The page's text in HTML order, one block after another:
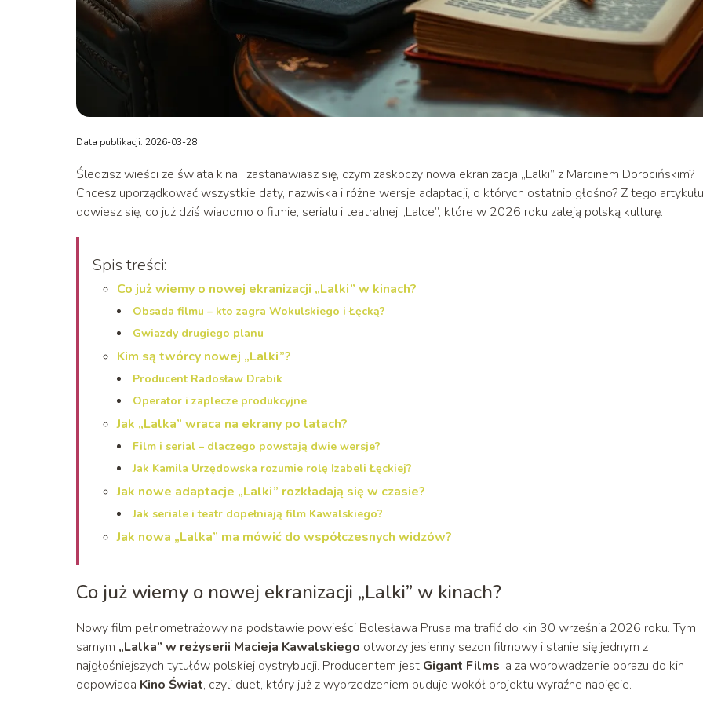
Data publikacji: 2026-03-28
Śledzisz wieści ze świata kina i zastanawiasz się, czym zaskoczy nowa ekranizacja „Lalki” z Marcinem Dorocińskim?
Chcesz uporządkować wszystkie daty, nazwiska i różne wersje adaptacji, o których ostatnio głośno? Z tego artykułu
dowiesz się, co już dziś wiadomo o filmie, serialu i teatralnej „Lalce”, które w 2026 roku zaleją polską kulturę.
Spis treści:
Co już wiemy o nowej ekranizacji „Lalki” w kinach?
Obsada filmu – kto zagra Wokulskiego i Łęcką?
Gwiazdy drugiego planu
Kim są twórcy nowej „Lalki”?
Producent Radosław Drabik
Operator i zaplecze produkcyjne
Jak „Lalka” wraca na ekrany po latach?
Film i serial – dlaczego powstają dwie wersje?
Jak Kamila Urzędowska rozumie rolę Izabeli Łęckiej?
Jak nowe adaptacje „Lalki” rozkładają się w czasie?
Jak seriale i teatr dopełniają film Kawalskiego?
Jak nowa „Lalka” ma mówić do współczesnych widzów?
Co już wiemy o nowej ekranizacji „Lalki” w kinach?
Nowy film pełnometrażowy na podstawie powieści Bolesława Prusa ma trafić do kin 30 września 2026 roku. Tym
samym „Lalka” w reżyserii Macieja Kawalskiego otworzy jesienny sezon filmowy i stanie się jednym z
najgłośniejszych tytułów polskiej dystrybucji. Producentem jest Gigant Films, a za wprowadzenie obrazu do kin
odpowiada Kino Świat, czyli duet, który już z wyprzedzeniem buduje wokół projektu wyraźne napięcie.